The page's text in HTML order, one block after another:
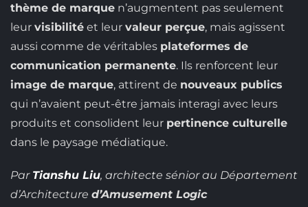
thème de marquen’augmentent pas seulement
leur visibilitéet leur valeur perçue, mais agissent
aussi comme de véritables plateformes de
communication permanente. Ils renforcent leur
image de marque, attirent de nouveaux publics
qui n’avaient peut-être jamais interagi avec leurs
produits et consolident leur pertinence culturelle
dans le paysage médiatique.
Par Tianshu Liu, architecte sénior au Département
d’Architecture d’Amusement Logic